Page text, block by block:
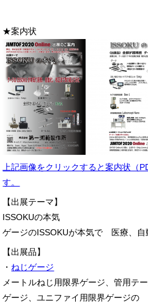
★案内状
上記画像をクリックすると案内状（
す。
【出展テーマ】
ISSOKUの本気
ゲージのISSOKUが本気で 医療、自
【出展品】
・ ねじゲージ
メートルねじ用限界ゲージ、管用テ
ゲージ、ユニファイ用限界ゲージの